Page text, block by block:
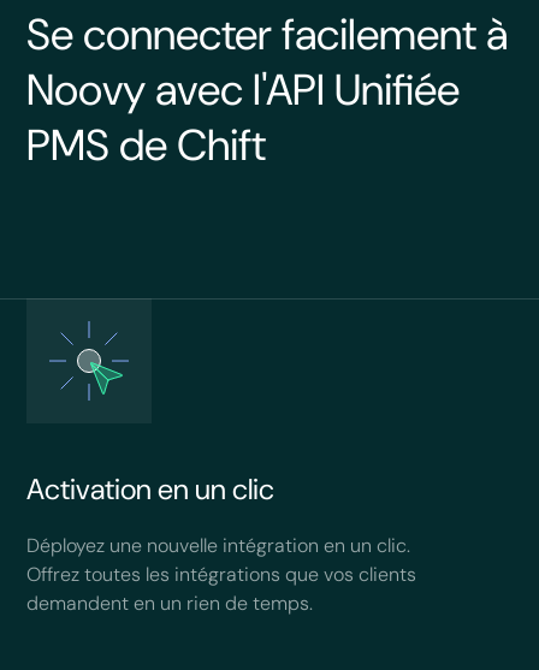
Se connecter facilement à
Noovy avec l'API Unifiée
PMS de Chift
Activation en un clic
Déployez une nouvelle intégration en un clic.
Offrez toutes les intégrations que vos clients
demandent en un rien de temps.